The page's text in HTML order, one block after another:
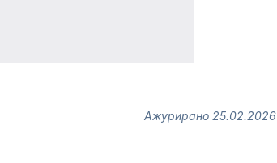
Ажурирано 25.02.2026